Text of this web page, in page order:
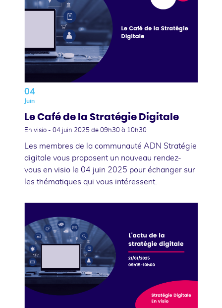
04
Juin
Le Café de la Stratégie Digitale
En visio - 04 juin 2025 de 09h30 à 10h30
Les membres de la communauté ADN Stratégie
digitale vous proposent un nouveau rendez-
vous en visio le 04 juin 2025 pour échanger sur
les thématiques qui vous intéressent.